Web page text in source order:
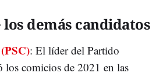
demás candidatos
: El líder del Partido
los comicios de 2021 en las